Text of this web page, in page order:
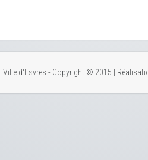
Ville d'Esvres - Copyright © 2015 |